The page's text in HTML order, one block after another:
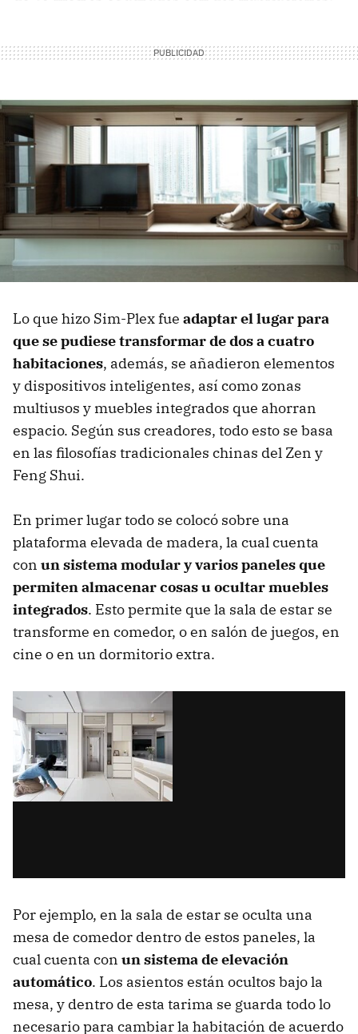
Lo que hizo Sim-Plex fue adaptar el lugar para
que se pudiese transformar de dos a cuatro
habitaciones, además, se añadieron elementos
y dispositivos inteligentes, así como zonas
multiusos y muebles integrados que ahorran
espacio. Según sus creadores, todo esto se basa
en las filosofías tradicionales chinas del Zen y
Feng Shui.
En primer lugar todo se colocó sobre una
plataforma elevada de madera, la cual cuenta
con un sistema modular y varios paneles que
permiten almacenar cosas u ocultar muebles
integrados. Esto permite que la sala de estar se
transforme en comedor, o en salón de juegos, en
cine o en un dormitorio extra.
Por ejemplo, en la sala de estar se oculta una
mesa de comedor dentro de estos paneles, la
cual cuenta con un sistema de elevación
automático. Los asientos están ocultos bajo la
mesa, y dentro de esta tarima se guarda todo lo
necesario para cambiar la habitación de acuerdo